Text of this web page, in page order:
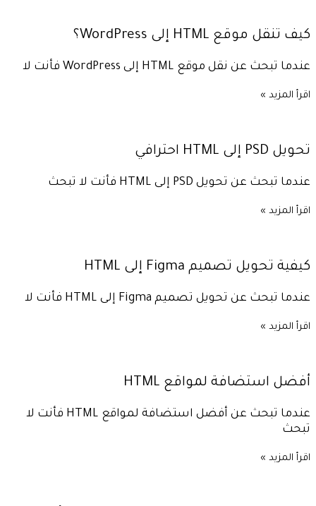
كيف تنقل موقع HTML إلى WordPress؟
عندما تبحث عن نقل موقع HTML إلى WordPress فأنت لا
اقرأ المزيد »
تحويل PSD إلى HTML احترافي
عندما تبحث عن تحويل PSD إلى HTML فأنت لا تبحث
اقرأ المزيد »
كيفية تحويل تصميم Figma إلى HTML
عندما تبحث عن تحويل تصميم Figma إلى HTML فأنت لا
اقرأ المزيد »
أفضل استضافة لمواقع HTML
عندما تبحث عن أفضل استضافة لمواقع HTML فأنت لا
تبحث
اقرأ المزيد »